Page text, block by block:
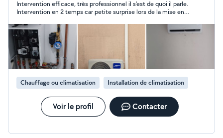
Intervention efficace, très professionnel il s'est de quoi il parle.
Intervention en 2 temps car petite surprise lors de la mise en
besoin d'un chargement en gaz). Je recommande. Merci à toi
Chauffage ou climatisation Installation de climatisation
Voir le profil Contacter